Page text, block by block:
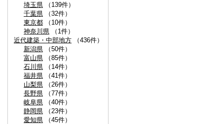
埼玉県 （139件）
千葉県 （32件）
東京都 （10件）
神奈川県 （1件）
近代建築・中部地方 （436件）
新潟県 （50件）
富山県 （85件）
石川県 （14件）
福井県 （41件）
山梨県 （26件）
長野県 （77件）
岐阜県 （40件）
静岡県 （23件）
愛知県 （45件）